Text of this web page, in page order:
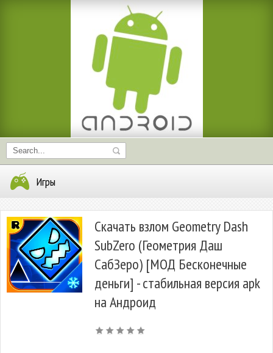
Игры
Скачать взлом Geometry Dash
SubZero (Геометрия Даш
СабЗеро) [МОД Бесконечные
деньги] - стабильная версия apk
на Андроид